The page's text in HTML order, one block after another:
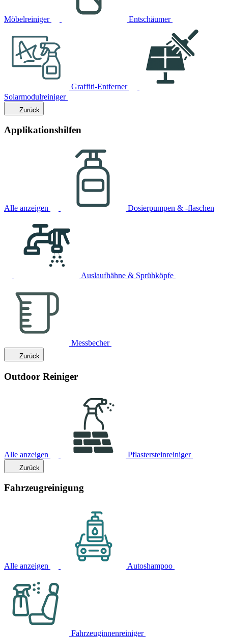
Möbelreiniger Entschäumer
Graffiti-Entferner
Solarmodulreiniger
Zurück
Applikationshilfen
Alle anzeigen Dosierpumpen & -flaschen
Auslaufhähne & Sprühköpfe
Messbecher
Zurück
Outdoor Reiniger
Alle anzeigen Pflastersteinreiniger
Zurück
Fahrzeugreinigung
Alle anzeigen Autoshampoo
Fahrzeuginnenreiniger